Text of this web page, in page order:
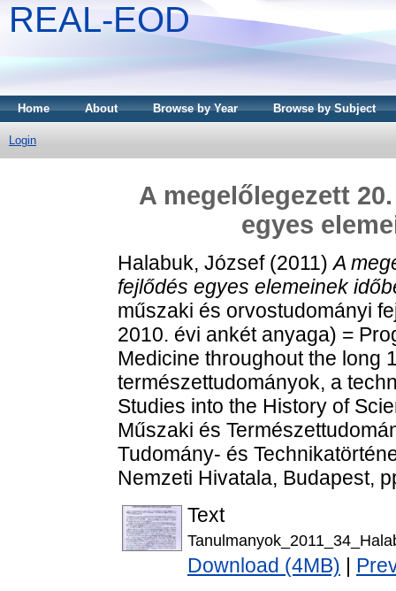
REAL-EOD
Home About Browse by Year Browse by Subject
Login
A megelőlegezett
egyes
Halabuk, József(2011)A
fejlődés egyes elemeinek
műszaki és orvostudományi
2010. évi ankét anyaga) =
Medicine throughout the long
természettudományok, a
Studies into the History of
Műszaki és
Tudomány- és
Nemzeti Hivatala, Budapest,
Text
Download (4MB)